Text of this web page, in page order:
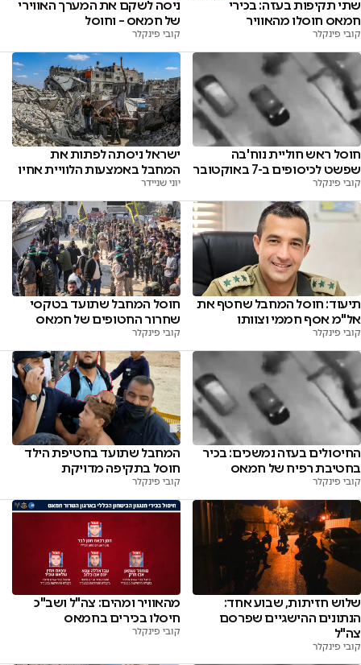
שתי תקיפות בעזה: בכירי
חמאס חוסלו מהאוויר
קובי פינקלר
ניסה לשקם את המערך האווירי
של חמאס – וחוסל
קובי פינקלר
חוסל ראש חוליית נוח'בה
שפשט לכיסופים ב-7 באוקטובר
קובי פינקלר
ישראל ניסתה לפתות את
המחבל באמצעות הלוויית אחיו
יוני שניידר
תיעוד: חוסל המחבל שחטף את
אל"מ אסף חממי וצוותו
קובי פינקלר
חוסל המחבל שתועד בטקסי
שחרור החטופים של חמאס
קובי פינקלר
החיסולים בעזה נמשכים: בכיר
בחטיבת רפיח של חמאס
קובי פינקלר
המחבל שתועד בחטיפת הילד
חוסל בתקיפה מדויקת
קובי פינקלר
שלוש חזיתות, שבוע אחד:
הנתונים ההישגיים שפרסם
צה"ל
קובי פינקלר
מהאוויר ומהים: צה"ל ושב"כ
חיסלו בכירים בחמאס
קובי פינקלר